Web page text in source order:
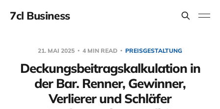
7cl Business
21. MAI 2025 4 MIN READ PREISGESTALTUNG
Deckungsbeitragskalkulation in
der Bar. Renner, Gewinner,
Verlierer und Schläfer